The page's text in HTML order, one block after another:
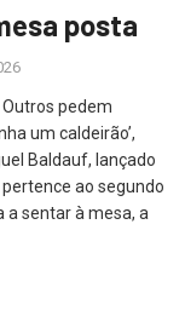
posta
pedem
um caldeirão’,
Baldauf, lançado
ao segundo
a sentar à mesa, a